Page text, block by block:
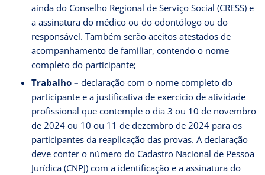
ainda do Conselho Regional de Serviço Social (CRESS) e
a assinatura do médico ou do odontólogo ou do
responsável. Também serão aceitos atestados de
acompanhamento de familiar, contendo o nome
completo do participante;
Trabalho – declaração com o nome completo do
participante e a justificativa de exercício de atividade
profissional que contemple o dia 3 ou 10 de novembro
de 2024 ou 10 ou 11 de dezembro de 2024 para os
participantes da reaplicação das provas. A declaração
deve conter o número do Cadastro Nacional de Pessoa
Jurídica (CNPJ) com a identificação e a assinatura do